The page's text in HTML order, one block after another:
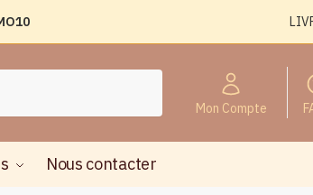
Mon Compte
Nous contacter